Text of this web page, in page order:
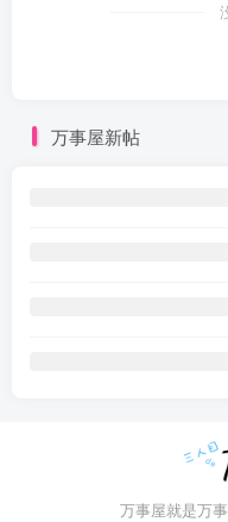
万事屋新帖
万事屋就是万